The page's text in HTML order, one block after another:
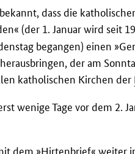
dass die
(der 1. Januar wird seit
begangen) einen
der am
katholischen Kirchen der
wenige Tage vor dem 2.
dem »Hirtenbrief« weiter